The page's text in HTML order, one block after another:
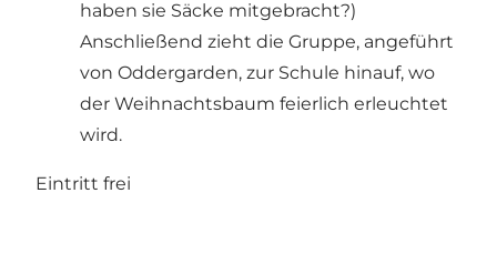
haben sie Säcke mitgebracht?)
Anschließend zieht die Gruppe, angeführt
von Oddergarden, zur Schule hinauf, wo
der Weihnachtsbaum feierlich erleuchtet
wird.
Eintritt frei